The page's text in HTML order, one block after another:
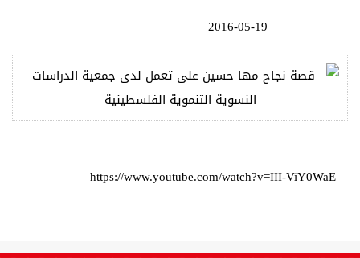
2016-05-19
https://www.youtube.com/watch?v=III-ViY0WaE